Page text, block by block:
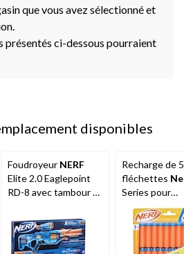
que vous avez sélectionné et
présentés ci-dessous pourraient
disponibles
Foudroyeur NERF
Elite 2.0 Eaglepoint
RD-8 avec tambour à
et canon amovibles,
16 fléchettes, 8 ans
et plus
Recharge de
fléchettes
Series pour
foudroyeurs
Series